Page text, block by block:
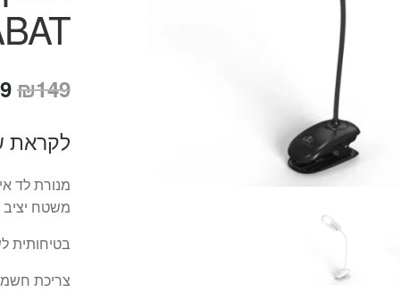
₪149
לקראת
מנורת לד
משטח יציב
בטיחותית
צריכת